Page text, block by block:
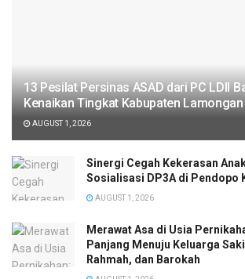
13 Pesilat Persinas ASAD dari PC LDII
Kenaikan Tingkat Kabupaten Lamongan
AUGUST 1, 2026
Sinergi Cegah Kekerasan
Sosialisasi DP3A di Pendopo
AUGUST 1, 2026
Merawat Asa di Usia
Panjang Menuju Keluarga
Rahmah, dan Barokah